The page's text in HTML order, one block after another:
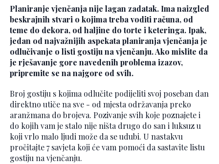
Planiranje vjenčanja nije lagan zadatak. Ima naizgled
beskrajnih stvari o kojima treba voditi računa, od
teme do dekora, od haljine do torte i keteringa. Ipak,
jedan od najvažnijih aspekata planiranja vjenčanja je
odlučivanje o listi gostiju na vjenčanju. Ako mislite da
je rješavanje gore navedenih problema izazov,
pripremite se na najgore od svih.
Broj gostiju s kojima odlučite podijeliti svoj poseban dan
direktno utiče na sve - od mjesta održavanja preko
aranžmana do brojeva. Pozivanje svih koje poznajete i
do kojih vam je stalo nije ništa drugo do san i luksuz u
koji vrlo malo ljudi može da se udubi. U nastakvu
pročitajte 7 savjeta koji će vam pomoći da sastavite listu
gostiju na vjenčanju.